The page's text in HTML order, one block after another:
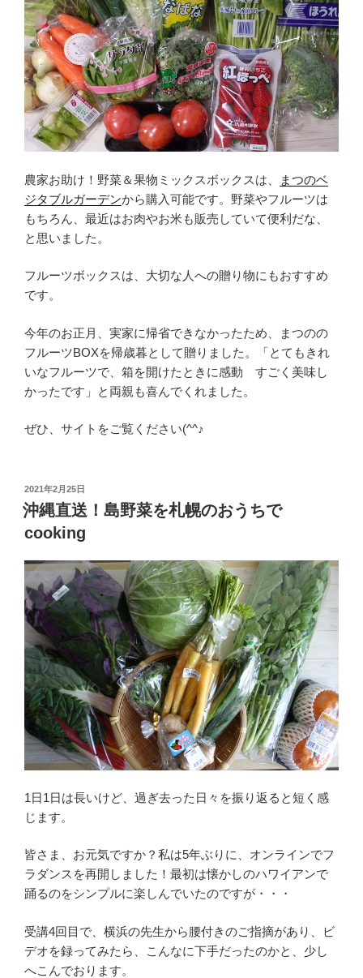
農家お助け！野菜＆果物ミックスボックスは、
まつのベ
ジタブルガーデンから購入可能です。野菜やフルーツは
もちろん、最近はお肉やお米も販売していて便利だな、
と思いました。
フルーツボックスは、大切な人への贈り物にもおすすめ
です。
今年のお正月、実家に帰省できなかったため、まつのの
フルーツBOXを帰歳暮として贈りました。「とてもきれ
いなフルーツで、箱を開けたときに感動 すごく美味し
かったです」と両親も喜んでくれました。
ぜひ、サイトをご覧ください(^^♪
投
稿
日:
2021年2月25日
沖縄直送！島野菜を札幌のおうちで
cooking
1日1日は長いけど、過ぎ去った日々を振り返ると短く感
じます。
皆さま、お元気ですか？私は5年ぶりに、オンラインでフ
ラダンスを再開しました！最初は懐かしのハワイアンで
踊るのをシンプルに楽しんでいたのですが・・・
受講4回目で、横浜の先生から腰付きのご指摘があり、ビ
デオを録ってみたら、こんなに下手だったのかと、少し
へこんでおります。